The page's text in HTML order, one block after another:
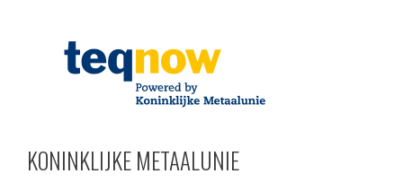
KONINKLIJKE METAALUNIE